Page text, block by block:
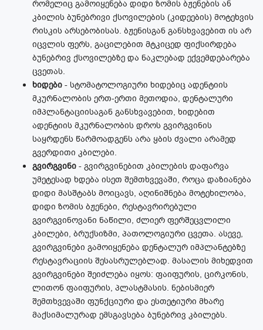
რომელიც გამოიყენება დიდი ზომის ბჟენების ან
კბილის ბუნებრივი ქსოვილების (კიდეების) მოტეხვის
რისკის არსებობისას. ბჟენისგან განსხვავებით ის არ
იცვლის ფერს, გაცილებით მტკიცედ ფიქსირდება
ბუნებრივ ქსოვილებზე და ნაკლებად ექვემდებარება
ცვეთას.
ხიდები - სტომატოლოგიური ხიდებიც ადენტიის
მკურნალობის ერთ-ერთი მეთოდია, დენტალური
იმპლანტაციისაგან განსხვავებით, ხიდებით
ადენტიის მკურნალობის დროს გვირგვინის
საყრდენს წარმოადგენს არა ყბის ძვალი არამედ
გვერდითი კბილები.
გვირგვინი - გვირგვინებით კბილების დაფარვა
უმეტესად ხდება ისეთ შემთხვევაში, როცა დაზიანება
დიდი მასშტაბს მოიცავს, აღინიშნება მოტეხილობა,
დიდი ზომის ბჟენები, რესტავრირებული
გვირგვინოვანი ნაწილი, ძლიერ ფერშეცვლილი
კბილები, ბრუქსიზმი, პათოლოგიური ცვეთა. ასევე,
გვირგვინები გამოიყენება დენტალურ იმპლანტებზე
რესტავრაციის შესასრულებლად. მასალის მიხედვით
გვირგვინები შეიძლება იყოს: ფაიფურის, ცირკონის,
ლითონ ფაიფურის, პლასტმასის. ნებისმიერ
შემთხვევაში ფუნქციური და ესთეტიური მხარე
მაქსიმალურად ემსგავსება ბუნებრივ კბილებს.